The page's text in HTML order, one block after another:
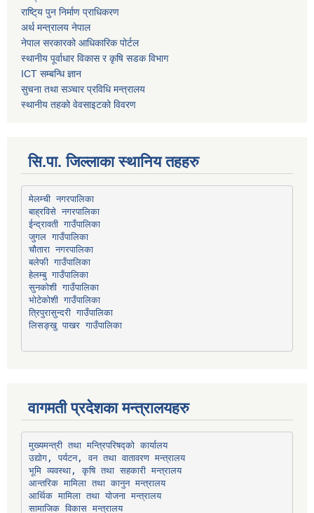
राष्टि्य पुन निर्माण प्राधिकरण
अर्थ मन्त्रालय नेपाल
नेपाल सरकारको आधिकारिक पोर्टल
स्थानीय पूर्वाधार विकास र कृषि सडक विभाग
ICT सम्बन्धि ज्ञान
सुचना तथा सञ्चार प्रविधि मन्त्रालय
स्थानीय तहको वेवसाइटको विवरण
सि.पा. जिल्लाका स्थानिय तहहरु
मेलम्ची नगरपालिका
बाह्रविसे नगरपालिका
ईन्द्रावती गाउँपालिका
जुगल गाउँपालिका
चौतारा नगरपालिका
बलेफी गाउँपालिका
हेलम्बु गाउँपालिका
सुनकोशी गाउँपालिका
भोटेकोशी गाउँपालिका
त्रिपुरासुन्दरी गाउँपालिका
लिसङ्खु पाखर गाउँपालिका
वागमती प्रदेशका मन्त्रालयहरु
मुख्यमन्त्री तथा मन्त्रिपरिषद्को कार्यालय
उद्योग, पर्यटन, वन तथा वातावरण मन्त्रालय
भूमि व्यवस्था, कृषि तथा सहकारी मन्त्रालय
आन्तरिक मामिला तथा कानुन मन्त्रालय
आर्थिक मामिला तथा योजना मन्त्रालय
सामाजिक विकास मन्त्रालय